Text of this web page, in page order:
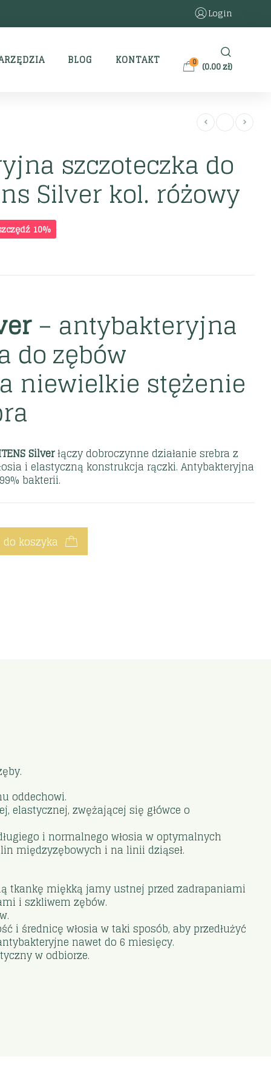
Login
BLOG KONTAKT 0 (0.00zł)
szczoteczka do
Silver kol. różowy
10%
– antybakteryjna
do zębów
niewielkie stężenie
Silverłączy dobroczynne działanie srebra z
i elastyczną konstrukcja rączki. Antybakteryjna
bakterii.
do koszyka
oddechowi.
elastycznej, zwężającej się główce o
i normalnego włosia w optymalnych
międzyzębowych i na linii dziąseł.
tkankę miękką jamy ustnej przed zadrapaniami
i szkliwem zębów.
i średnicę włosia w taki sposób, aby przedłużyć
nawet do 6 miesięcy.
w odbiorze.